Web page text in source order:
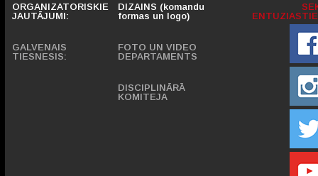
ORGANIZATORISKIE
JAUTĀJUMI:
GALVENAIS
TIESNESIS:
DIZAINS (komandu
formas un logo)
FOTO UN VIDEO
DEPARTAMENTS
DISCIPLINĀRĀ
KOMITEJA